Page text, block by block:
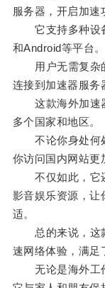
服务器，开启加速
它支持多种设备
和Android等平台。
用户无需复杂的
连接到加速器服务
这款海外加速器
多个国家和地区。
不论你身处何处
你访问国内网站更
不仅如此，它还
影音娱乐资源，让
适。
总的来说，这款
速网络体验，满足
无论是海外工作